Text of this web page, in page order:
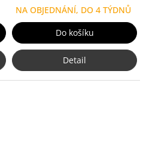
NA OBJEDNÁNÍ, DO 4 TÝDNŮ
Do košíku
Detail